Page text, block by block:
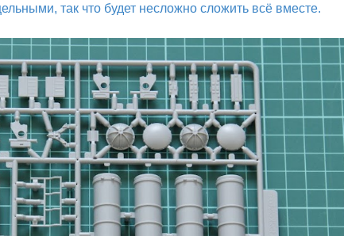
так что будет несложно сложить всё вместе.